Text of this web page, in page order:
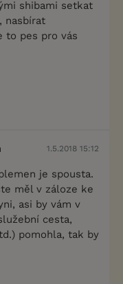
shibami setkat
nasbírat
to pes pro vás
1.5.2018 15:12
je spousta.
měl v záloze ke
asi by vám v
cesta,
pomohla, tak by